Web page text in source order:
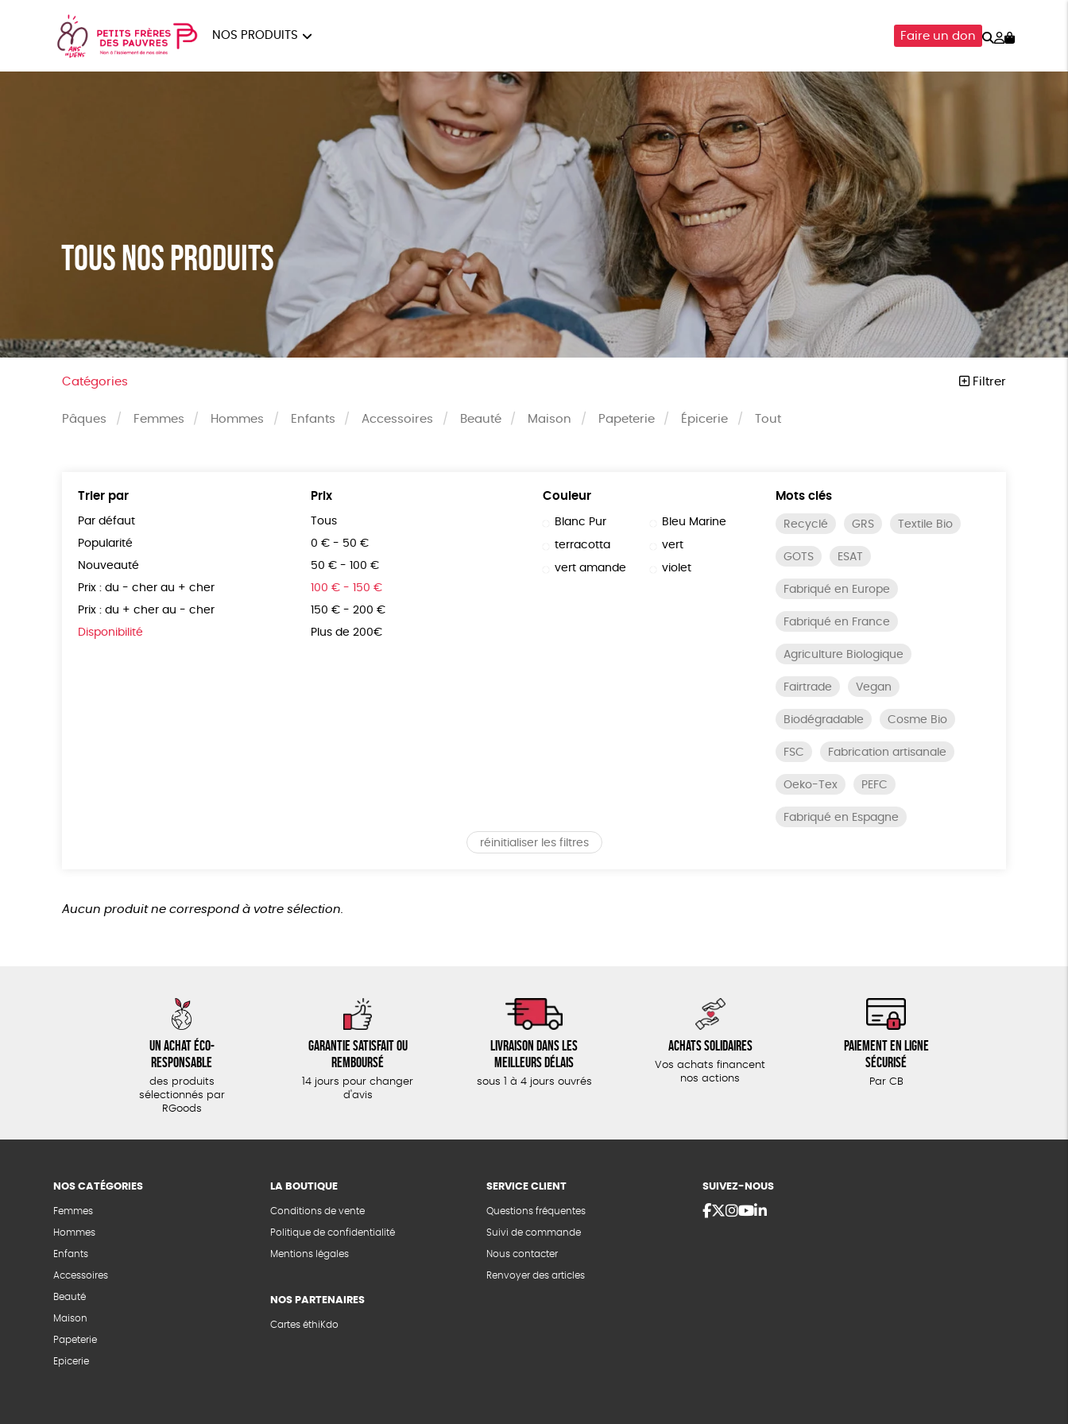
NOS PRODUITS
HOMMES ENFANTS ACCESSOIRES ÉPICERIE
BEAUTÉ MAISON
Faire un don Rechercher
Mon
Tous nos produits
Catégories Filtrer
Pâques Femmes Hommes Enfants Accessoires Beauté Maison Papeterie Épicerie Tout
Trier par
Par défaut
Popularité
Nouveauté
Prix : du - cher au + cher
Prix : du + cher au - cher
Disponibilité
Prix
Tous
0 € - 50 €
50 € - 100 €
100 € - 150 €
150 € - 200 €
Plus de 200€
Couleur
Blanc Pur Bleu Marine
terracotta vert
vert amande violet
Mots clés
Recyclé GRS Textile Bio
GOTS ESAT
Fabriqué en Europe
Fabriqué en France
Agriculture Biologique
Fairtrade Vegan
Biodégradable Cosme Bio
FSC Fabrication artisanale
Oeko-Tex PEFC
Fabriqué en Espagne
réinitialiser les filtres
Aucun produit ne correspond à votre sélection.
Un achat éco-
responsable
des produits
sélectionnés par
RGoods
Garantie satisfait ou
remboursé
14 jours pour changer
d'avis
Livraison dans les
meilleurs délais
sous 1 à 4 jours ouvrés
Achats solidaires
Vos achats financent
nos actions
Paiement en ligne
sécurisé
Par CB
NOS CATÉGORIES
Femmes
Hommes
Enfants
Accessoires
Beauté
Maison
Papeterie
Epicerie
LA BOUTIQUE
Conditions de vente
Politique de confidentialité
Mentions légales
NOS PARTENAIRES
Cartes éthiKdo
SERVICE CLIENT
Questions fréquentes
Suivi de commande
Nous contacter
Renvoyer des articles
SUIVEZ-NOUS